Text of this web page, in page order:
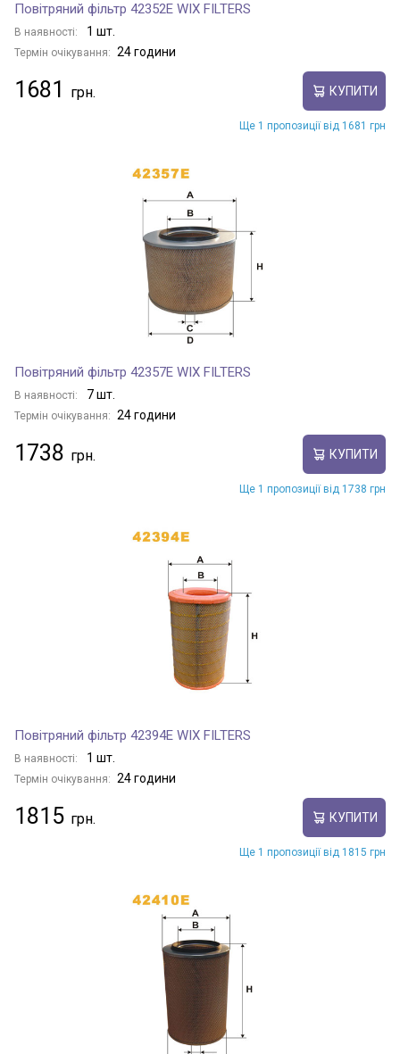
Повітряний фільтр 42352E WIX FILTERS
В наявності: 1 шт.
Термін очікування: 24 години
1681 КУПИТИ
Ще 1 пропозиції від 1681 грн
Повітряний фільтр 42357E WIX FILTERS
В наявності: 7 шт.
Термін очікування: 24 години
1738 КУПИТИ
Ще 1 пропозиції від 1738 грн
Повітряний фільтр 42394E WIX FILTERS
В наявності: 1 шт.
Термін очікування: 24 години
1815 КУПИТИ
Ще 1 пропозиції від 1815 грн